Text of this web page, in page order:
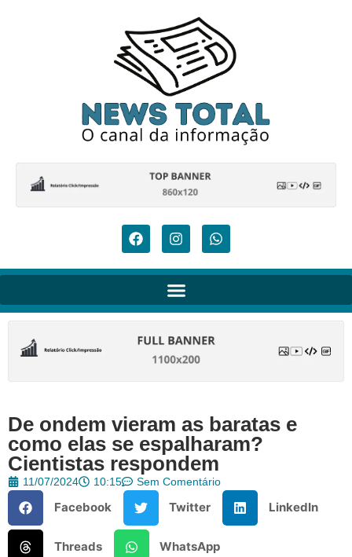
De ondem vieram as baratas e
como elas se espalharam?
Cientistas respondem
11/07/2024 10:15 Sem Comentário
Facebook Twitter LinkedIn
Threads WhatsApp